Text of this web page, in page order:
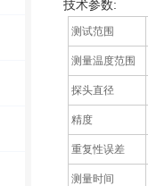
技术参数:
测试范围
测量温度范围
探头直径
精度
重复性误差
测量时间